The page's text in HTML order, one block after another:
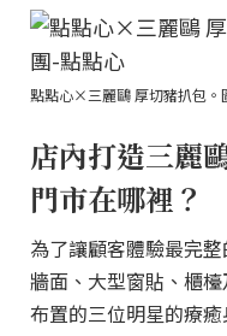
點點心×三麗鷗 厚切豬扒包。
店內打造三麗
門市在哪裡？
為了讓顧客體驗最完
牆面、大型窗貼、櫃
布置的三位明星的療